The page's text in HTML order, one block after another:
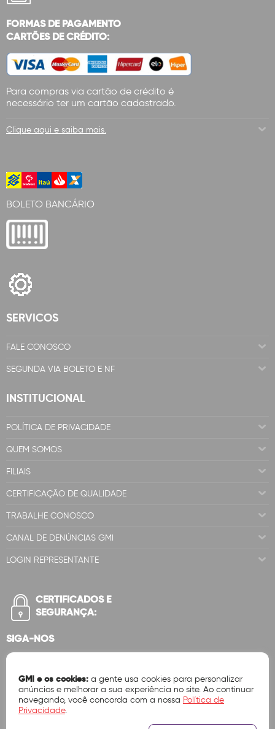
FORMAS DE PAGAMENTO
CARTÕES DE CRÉDITO:
Para compras via cartão de crédito é
necessário ter um cartão cadastrado.
Clique aqui e saiba mais.
BOLETO BANCÁRIO
SERVICOS
FALE CONOSCO
SEGUNDA VIA BOLETO E NF
INSTITUCIONAL
POLÍTICA DE PRIVACIDADE
QUEM SOMOS
FILIAIS
CERTIFICAÇÃO DE QUALIDADE
TRABALHE CONOSCO
CANAL DE DENÚNCIAS GMI
LOGIN REPRESENTANTE
CERTIFICADOS E
SEGURANÇA:
SIGA-NOS
GMI e os cookies: a gente usa cookies para personalizar
anúncios e melhorar a sua experiência no site. Ao continuar
navegando, você concorda com a nossa Política de
Privacidade.